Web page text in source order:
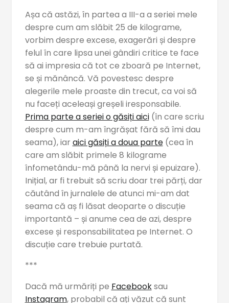
Așa că astăzi, în partea a III-a a seriei mele
despre cum am slăbit 25 de kilograme,
vorbim despre excese, exagerări și despre
felul în care lipsa unei gândiri critice te face
să ai impresia că tot ce zboară pe Internet,
se și mănâncă. Vă povestesc despre
alegerile mele proaste din trecut, ca voi să
nu faceți aceleași greșeli iresponsabile.
Prima parte a seriei o găsiți aici(în care scriu
despre cum m-am îngrășat fără să îmi dau
seama), iar aici găsiți a doua parte(cea în
care am slăbit primele 8 kilograme
înfometându-mă până la nervi și epuizare).
Inițial, ar fi trebuit să scriu doar trei părți, dar
căutând în jurnalele de atunci mi-am dat
seama că aș fi lăsat deoparte o discuție
importantă – și anume cea de azi, despre
excese și responsabilitatea pe Internet. O
discuție care trebuie purtată.
***
Dacă mă urmăriți pe Facebooksau
Instagram, probabil că ați văzut că sunt